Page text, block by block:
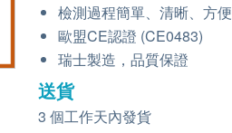
檢測過程簡單、清晰、方便
歐盟CE認證 (CE0483)
瑞士製造，品質保證
送貨
3 個工作天內發貨